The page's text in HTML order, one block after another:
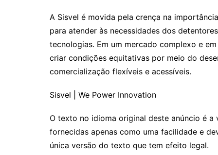
A Sisvel é movida pela crença na
para atender às necessidades dos
tecnologias. Em um mercado complexo e
criar condições equitativas por meio do
comercialização flexíveis e acessíveis.
Sisvel | We Power Innovation
O texto no idioma original deste anúncio é
fornecidas apenas como uma facilidade e
única versão do texto que tem efeito legal.